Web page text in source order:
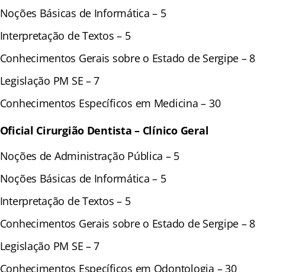
Noções Básicas de Informática – 5
Interpretação de Textos – 5
Conhecimentos Gerais sobre o Estado de Sergipe – 8
Legislação PM SE – 7
Conhecimentos Específicos em Medicina – 30
Oficial Cirurgião Dentista – Clínico Geral
Noções de Administração Pública – 5
Noções Básicas de Informática – 5
Interpretação de Textos – 5
Conhecimentos Gerais sobre o Estado de Sergipe – 8
Legislação PM SE – 7
Conhecimentos Específicos em Odontologia – 30